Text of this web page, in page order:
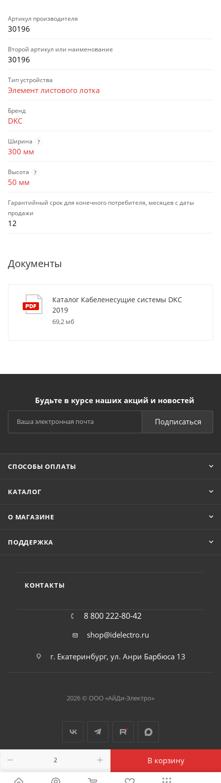
В корзину
Артикул производителя
30196
Второй артикул или наименование
30196
Тип устройства
Элемент листового лотка
Бренд
DKC
Ширина ?
300 мм
Высота ?
50 мм
Гарантийный срок для конечного потребителя, месяцев с даты
продажи
12
Документы
Каталог Кабеленесущие системы DKC
2019
69,2 мб
Будьте в курсе наших акций и новостей
Подписаться
СПОСОБЫ ОПЛАТЫ
КАТАЛОГ
О МАГАЗИНЕ
ПОДДЕРЖКА
КОНТАКТЫ
8 800 222-80-42
shop@idelectro.ru
г. Екатеринбург, ул. Анри Барбюса 13
2026 © ООО «АйДи-Электро»